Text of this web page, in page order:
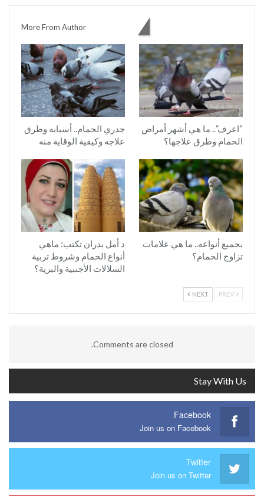
More From Author
“اعرف”.. ما هي أشهر أمراض
الحمام وطرق علاجها؟
جدري الحمام.. أسبابه وطرق
علاجه وكيفية الوقاية منه
بجميع أنواعه.. ما هي علامات
تزاوج الحمام؟
د أمل بدران تكتب: ماهي
أنواع الحمام وشروط تربية
السلالات الأجنبية والبرية؟
NEXT
Comments are closed.
Stay With Us
Facebook
Join us on Facebook
Twitter
Join us on Twitter